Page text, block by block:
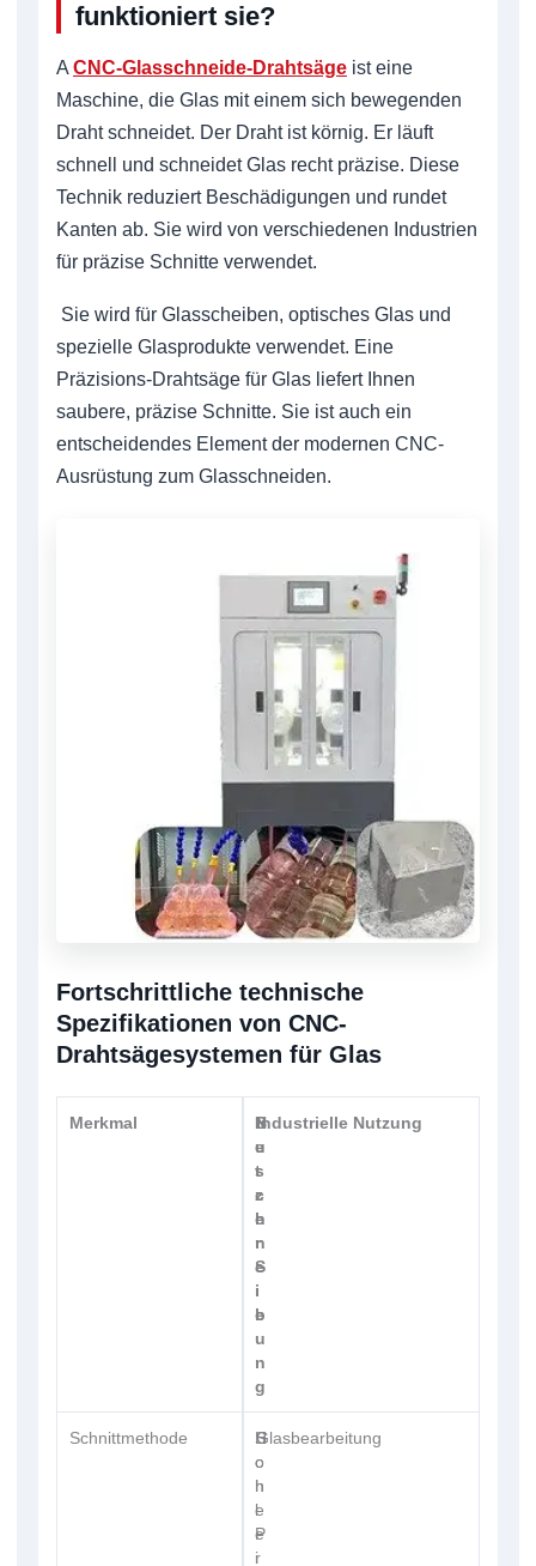
funktioniert sie?
A CNC-Glasschneide-Drahtsäge ist eine
Maschine, die Glas mit einem sich bewegenden
Draht schneidet. Der Draht ist körnig. Er läuft
schnell und schneidet Glas recht präzise. Diese
Technik reduziert Beschädigungen und rundet
Kanten ab. Sie wird von verschiedenen Industrien
für präzise Schnitte verwendet.
Sie wird für Glasscheiben, optisches Glas und
spezielle Glasprodukte verwendet. Eine
Präzisions-Drahtsäge für Glas liefert Ihnen
saubere, präzise Schnitte. Sie ist auch ein
entscheidendes Element der modernen CNC-
Ausrüstung zum Glasschneiden.
Fortschrittliche technische
Spezifikationen von CNC-
Drahtsägesystemen für Glas
Merkmal
B
e
s
c
h
r
e
i
b
u
n
g
N
u
t
z
e
n
S
i
e
Industrielle Nutzung
Schnittmethode
S
c
h
l
e
i
H
o
h
e
P
r
Glasbearbeitung